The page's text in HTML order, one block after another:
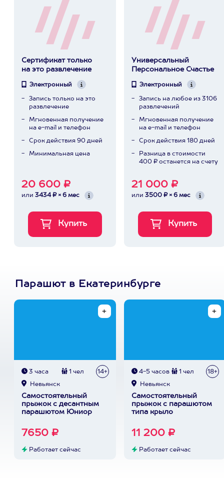
Сертификат только
на это развлечение
Электронный
Запись только на это
развлечение
Мгновенная получение
на e-mail и телефон
Срок действия 90 дней
Минимальная цена
20 600 ₽
или 3434 ₽ × 6 мес
Универсальный
Персональное Счастье
Электронный
Запись на любое из 3106
развлечений
Мгновенная получение
на e-mail и телефон
Срок действия 180 дней
Разница в стоимости
400 ₽ останется на счету
21 000 ₽
или 3500 ₽ × 6 мес
Парашют в Екатеринбурге
3 часа 1 чел 14+
Невьянск
Самостоятельный
прыжок с десантным
парашютом Юниор
7650 ₽
Работает сейчас
4-5 часов 1 чел 18+
Невьянск
Самостоятельный
прыжок c парашютом
типа крыло
11 200 ₽
Работает сейчас